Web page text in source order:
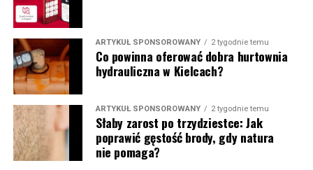
ARTYKUŁ SPONSOROWANY 2 tygodnie temu
Co powinna oferować dobra hurtownia
hydrauliczna w Kielcach?
ARTYKUŁ SPONSOROWANY 2 tygodnie temu
Słaby zarost po trzydziestce: Jak
poprawić gęstość brody, gdy natura
nie pomaga?